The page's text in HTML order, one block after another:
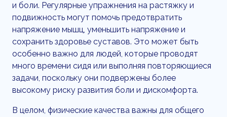
и боли. Регулярные упражнения на растяжку и
подвижность могут помочь предотвратить
напряжение мышц, уменьшить напряжение и
сохранить здоровье суставов. Это может быть
особенно важно для людей, которые проводят
много времени сидя или выполняя повторяющиеся
задачи, поскольку они подвержены более
высокому риску развития боли и дискомфорта.
В целом, физические качества важны для общего